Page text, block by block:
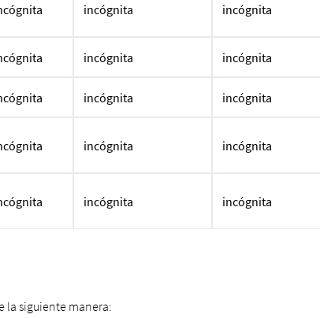
incógnita incógnita
incógnita incógnita
incógnita incógnita
incógnita incógnita
incógnita incógnita
la siguiente manera: